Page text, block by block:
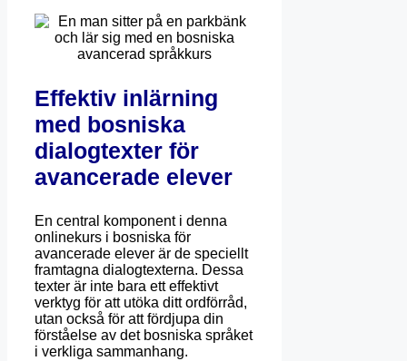
Effektiv inlärning
med bosniska
dialogtexter för
avancerade elever
En central komponent i denna
onlinekurs i bosniska för
avancerade elever är de speciellt
framtagna dialogtexterna. Dessa
texter är inte bara ett effektivt
verktyg för att utöka ditt ordförråd,
utan också för att fördjupa din
förståelse av det bosniska språket
i verkliga sammanhang.